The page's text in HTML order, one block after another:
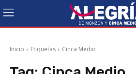
Inicio Etiquetas Cinca Medio